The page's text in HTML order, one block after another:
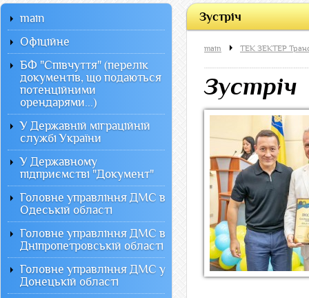
Зустріч
main ТЕК ЗЕКТЕР
Зустріч
main
Офiцiйне
БФ "Співчуття" (перелік
документів, що подаються
потенційними
орендарями...)
У Державній міграційній
службі України
У Державному
підприємстві "Документ"
Головне управління ДМС в
Одеській області
Головне управління ДМС в
Дніпропетровській області
Головне управління ДМС у
Донецькій області